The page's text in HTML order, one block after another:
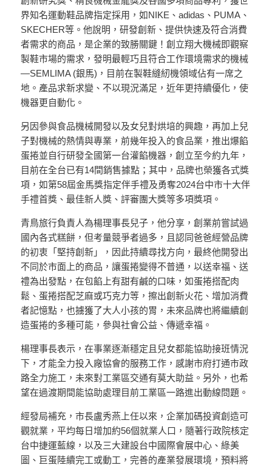
界知名運動鞋品牌指定採用，如NIKE、adidas、PUMA、
SKECHER等。他說明，研發創新、提供快速及符合消費
者需求的商品，是企業的致勝關鍵！創立翔大機械即觀察
製鞋市場的需求，發明最輕巧且符合工作環境需求的機械
—SEMLIMA (銀馬)，目前在製鞋縫紉機領域佔有一席之
地。產品求新求變、不以現況滿足，近年更持續優化，使
機器更自動化。
另因參與食品機械開發以及女兒對烘培的興趣，再加上兒
子對機械的熱情與專業，前幾年投入的食品業，推出爆餡
蛋捲並自行研發全國第一台灌餡機器，創立至今約九年，
目前在全台已有14間銷售據點；其中，品牌也榮獲各式獎
項，如第58屆金馬獎指定伴手禮及勇奪2024台中市十大伴
手禮首獎、最佳新人獎、評審團大獎等多項獎項。
青鳥旅行負責人為楊理事長兒子，他分享，創業前嘗試過
國內各式糕餅，但考量競爭者過多，且認同爸爸經營品牌
的初衷「堅持創新」，因此持續尋找方向，最終他開發出
不同於市面上的商品，讓蛋捲變得不普通，以送幸福、送
禮為出發點，在包餡上有甜有鹹的口味，如蛋捲搭配肉
鬆、蛋捲搭配芝麻或巧克力等，擦出創新火花、增加消費
者記憶點，也擄獲了大人小孩的胃，未來品牌也將繼續創
造蛋捲的多種可能，參與社會公益、傳遞幸福。
楊理事長表示，在事業逐漸穩定且兒女都能協助接班情況
下，才能全力投入廠協會的服務工作，感謝市府打通市政
路全力施工，未來對工業區交通有莫大助益。另外，也希
望在過渡期間能協助處理目前工業區一路進出動線問題。
經發局補充，市長盧秀燕上任以來，企業加碼投資創造可
觀就業，平均每日增加約56個就業人口，隨著行政院核定
台中捷運藍線，以及三大建設台中國際會展中心、綠美
圖、巨蛋陸續完工或動工，完善的產業發展環境，預料將